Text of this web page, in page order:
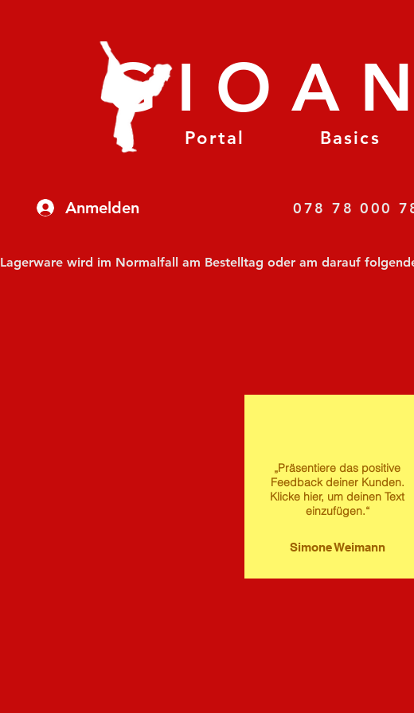
Anmelden
Portal Basics
078
Lagerware wird im Normalfall am Bestelltag oder am darauf
„Präsentiere das positive
Feedback deiner Kunden.
Klicke hier, um deinen Text
einzufügen.“
Simone Weimann